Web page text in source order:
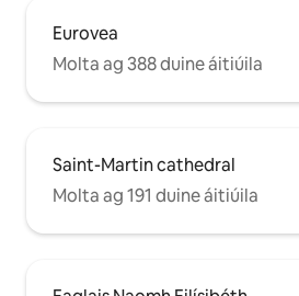
Eurovea
Molta ag 388 duine áitiúila
Saint-Martin cathedral
Molta ag 191 duine áitiúila